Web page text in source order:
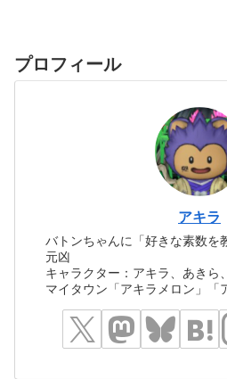
プロフィール
アキラ
バトンちゃんに「好きな素数を
元凶
キャラクター：アキラ、あきら
マイタウン「アキラメロン」「